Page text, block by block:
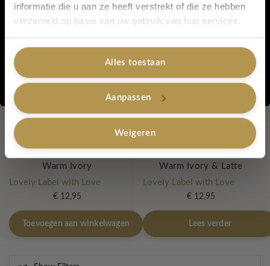
informatie die u aan ze heeft verstrekt of die ze hebben
verzameld op basis van uw gebruik van hun services.
Alles toestaan
Aanpassen
Weigeren
Lees verder Toevoegen aan winkelwagen
Retro pannenlappen –
Warm Ivory
Lovely Label with Love
€12,95
Toevoegen aan winkelwagen
Retro pannenlappen –
Warm Ivory & Latte
Lovely Label with Love
€12,95
Lees verder
Ja, graag!
Nee, bedankt